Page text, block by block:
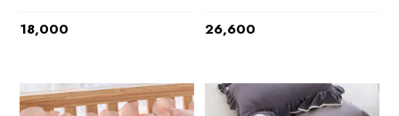
18,000 26,600